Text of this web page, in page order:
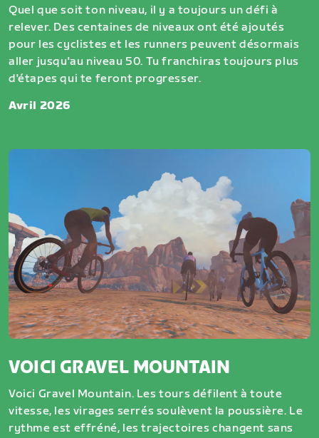
Quel que soit ton niveau, il y a toujours un défi à
relever. Des centaines de niveaux ont été ajoutés
pour les cyclistes et les runners peuvent désormais
aller jusqu'au niveau 50. Tu franchiras toujours plus
d'étapes qui te feront progresser.
Avril 2026
VOICI GRAVEL MOUNTAIN
Voici Gravel Mountain. Les tours défilent à toute
vitesse, les virages serrés soulèvent la poussière. Le
rythme est effréné, les trajectoires changent sans